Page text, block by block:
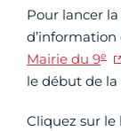
Pour lancer
Mairie du 9e
le début de
Cliquez sur le